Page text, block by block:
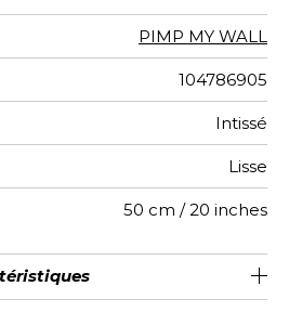
PIMP MY WALL
104786905
Intissé
Lisse
50 cm / 20 inches
310 cm / 122 inches
200 cm / 79 inches
Raccord droit
4
147
Lavable
Encollage du mur
Arrachage à sec
A+
Class A
B s1 d0